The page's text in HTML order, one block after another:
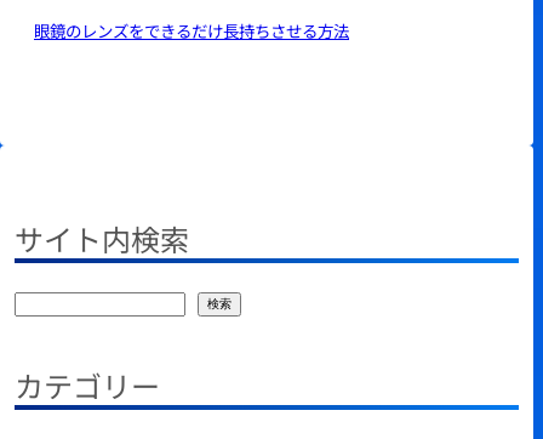
眼鏡のレンズをできるだけ長持ちさせる方法
サイト内検索
検索
カテゴリー